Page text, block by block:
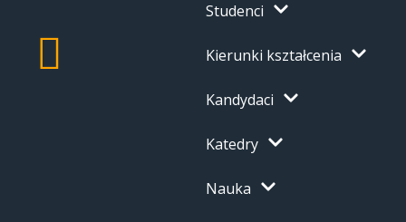
Studenci
Kierunki kształcenia
Kandydaci
Katedry
Nauka